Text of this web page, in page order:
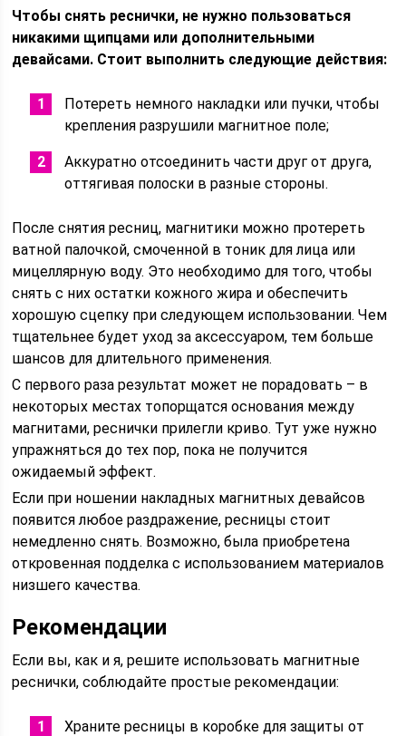
Чтобы снять реснички, не нужно пользоваться
никакими щипцами или дополнительными
девайсами. Стоит выполнить следующие действия:
Потереть немного накладки или пучки, чтобы
крепления разрушили магнитное поле;
Аккуратно отсоединить части друг от друга,
оттягивая полоски в разные стороны.
После снятия ресниц, магнитики можно протереть
ватной палочкой, смоченной в тоник для лица или
мицеллярную воду. Это необходимо для того, чтобы
снять с них остатки кожного жира и обеспечить
хорошую сцепку при следующем использовании. Чем
тщательнее будет уход за аксессуаром, тем больше
шансов для длительного применения.
С первого раза результат может не порадовать – в
некоторых местах топорщатся основания между
магнитами, реснички прилегли криво. Тут уже нужно
упражняться до тех пор, пока не получится
ожидаемый эффект.
Если при ношении накладных магнитных девайсов
появится любое раздражение, ресницы стоит
немедленно снять. Возможно, была приобретена
откровенная подделка с использованием материалов
низшего качества.
Рекомендации
Если вы, как и я, решите использовать магнитные
реснички, соблюдайте простые рекомендации:
Храните ресницы в коробке для защиты от